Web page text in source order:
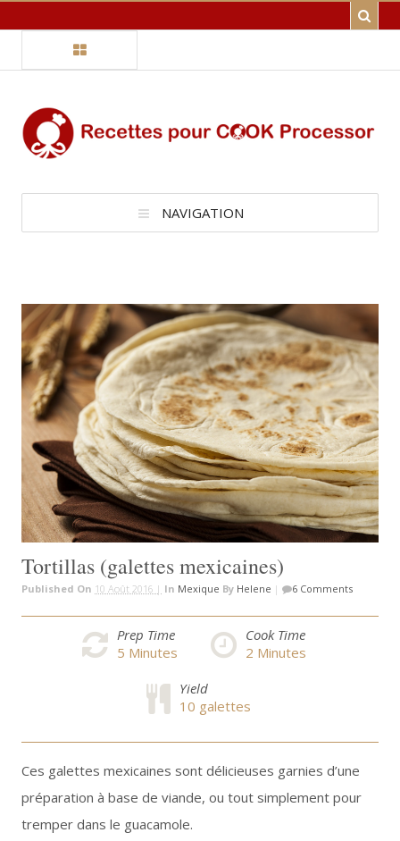
NAVIGATION
Tortillas (galettes mexicaines)
Published On 10 Août 2016 | In Mexique By Helene | 6 Comments
Prep Time
5 Minutes
Cook Time
2 Minutes
Yield
10 galettes
Ces galettes mexicaines sont délicieuses garnies d’une
préparation à base de viande, ou tout simplement pour
tremper dans le guacamole.